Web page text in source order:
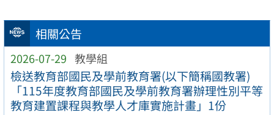
相關公告
2026-07-29 教學組
檢送教育部國民及學前教育署(以下簡稱國教署)
「115年度教育部國民及學前教育署辦理性別平等
教育建置課程與教學人才庫實施計畫」1份